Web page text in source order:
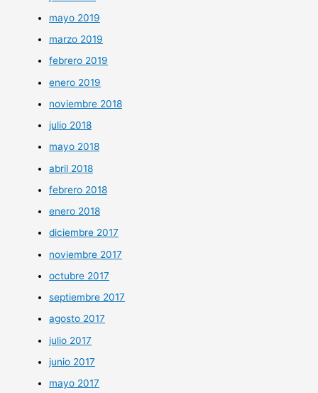
mayo 2019
marzo 2019
febrero 2019
enero 2019
noviembre 2018
julio 2018
mayo 2018
abril 2018
febrero 2018
enero 2018
diciembre 2017
noviembre 2017
octubre 2017
septiembre 2017
agosto 2017
julio 2017
junio 2017
mayo 2017